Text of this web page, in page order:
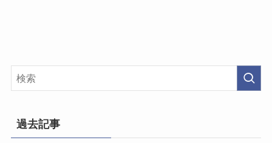
過去記事